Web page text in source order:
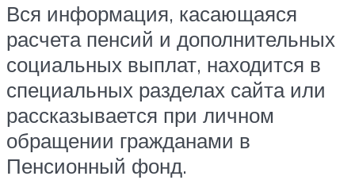
Вся информация, касающаяся
расчета пенсий и дополнительных
социальных выплат, находится в
специальных разделах сайта или
рассказывается при личном
обращении гражданами в
Пенсионный фонд.